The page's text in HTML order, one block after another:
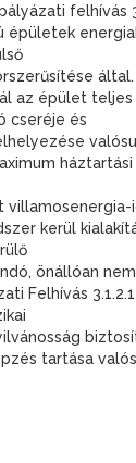
felhívás
épületek
az épület teljes
cseréje és
kerül
önállóan
Felhívás
tartása